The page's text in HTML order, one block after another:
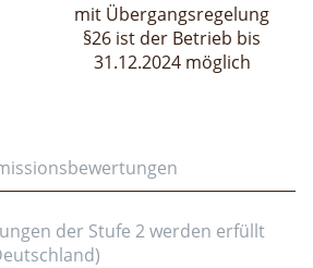
mit Übergangsregelung
§26 ist der Betrieb bis
31.12.2024 möglich
der Stufe 2 werden erfüllt